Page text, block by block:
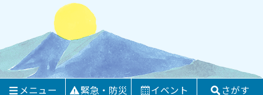
メニュー 緊急・防災 イベント さがす